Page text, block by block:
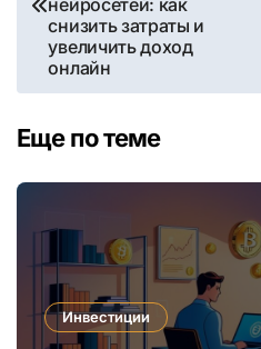
записям
нейросетей: как
снизить затраты и
увеличить доход
онлайн
Еще по теме
Инвестиции